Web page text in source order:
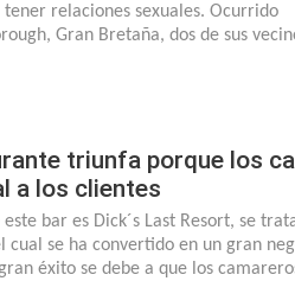
relaciones sexuales. Ocurrido
Gran Bretaña, dos de sus
triunfa porque los
a los clientes
bar es Dick´s Last Resort, se
cual se ha convertido en un gran
éxito se debe a que los